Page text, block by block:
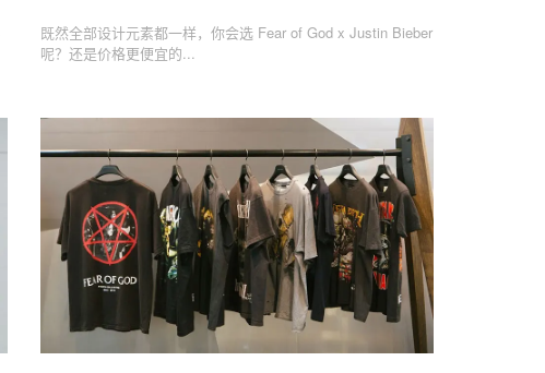
既然全部设计元素都一样，你会选 Fear of God x Justin Bieber
呢？还是价格更便宜的...